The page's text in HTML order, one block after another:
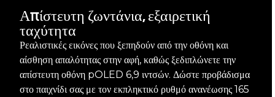
Απίστευτη ζωντάνια, εξαιρετική
ταχύτητα
Ρεαλιστικές εικόνες που ξεπηδούν από την οθόνη και
αίσθηση απαλότητας στην αφή, καθώς ξεδιπλώνετε την
απίστευτη οθόνη pOLED 6,9 ιντσών. Δώστε προβάδισμα
στο παιχνίδι σας με τον εκπληκτικό ρυθμό ανανέωσης 165